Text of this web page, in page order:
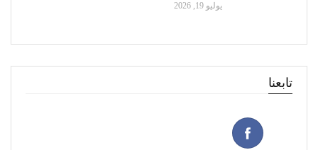
يوليو 19, 2026
تابعنا